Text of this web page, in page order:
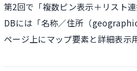
第2回で「複数ピン表示＋リスト
DBには「名称／住所（
ページ上にマップ要素と詳細表示